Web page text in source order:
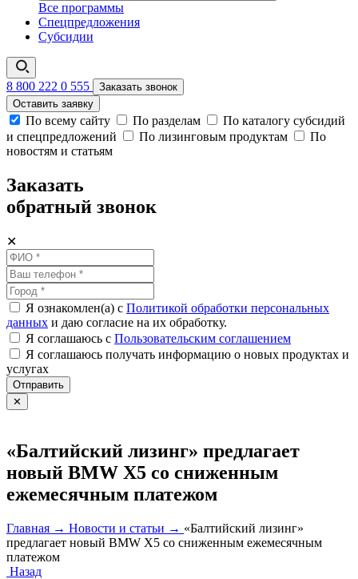
Все программы
Спецпредложения
Субсидии
8 800 222 0 555
Заказать звонок
Оставить заявку
По всему сайту По разделам
По каталогу субсидий
и спецпредложений
По лизинговым продуктам
По
новостям и статьям
Заказать
обратный звонок
✕
Я ознакомлен(а) с Политикой обработки персональных
данных и даю согласие на их обработку.
Я соглашаюсь c Пользовательским соглашением
Я соглашаюсь получать информацию о новых продуктах и
услугах
Отправить
✕
«Балтийский лизинг» предлагает
новый BMW X5 со сниженным
ежемесячным платежом
Главная → Новости и статьи → «Балтийский лизинг»
предлагает новый BMW X5 со сниженным ежемесячным
платежом
Назад